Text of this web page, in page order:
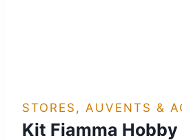
STORES, AUVENTS &
Kit Fiamma Hobby